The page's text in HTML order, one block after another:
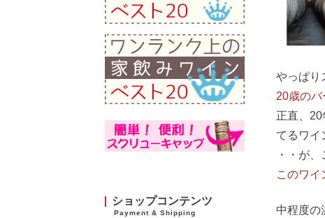
ショップコンテンツ
Payment & Shipping
やっぱり
20歳の
正直、
てるワイ
・・が、
このワイ
中程度の